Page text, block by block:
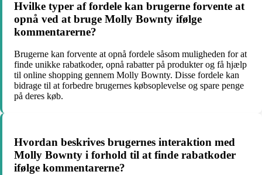
Hvilke typer af fordele kan brugerne forvente at
opnå ved at bruge Molly Bownty ifølge
kommentarerne?
Brugerne kan forvente at opnå fordele såsom muligheden for at
finde unikke rabatkoder, opnå rabatter på produkter og få hjælp
til online shopping gennem Molly Bownty. Disse fordele kan
bidrage til at forbedre brugernes købsoplevelse og spare penge
på deres køb.
Hvordan beskrives brugernes interaktion med
Molly Bownty i forhold til at finde rabatkoder
ifølge kommentarerne?